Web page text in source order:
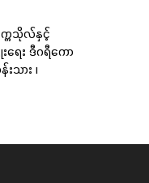
က္ကသိုလ်နှင့်
ရေး ဒီဂရီကော
ား ၊